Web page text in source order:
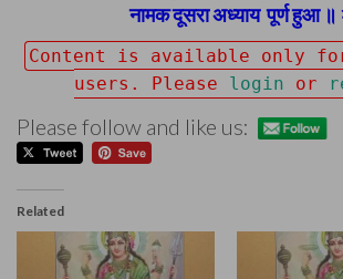
नामक दूसरा अध्याय पूर्ण हुआ ॥
Content is available only
users. Please login or
Please follow and like us:
Related